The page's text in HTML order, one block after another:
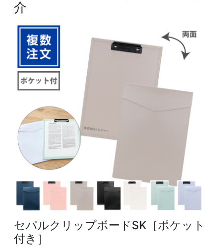
介
セパルクリップボードSK［ポケット
付き］